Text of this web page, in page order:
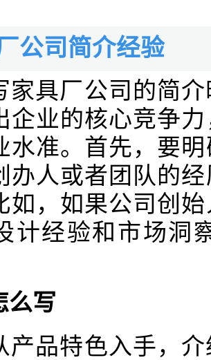
公司简介经验
家具厂公司的简
企业的核心竞争
水准。首先，要
办人或者团队的
如，如果公司创
计经验和市场洞
么写
产品特色入手，